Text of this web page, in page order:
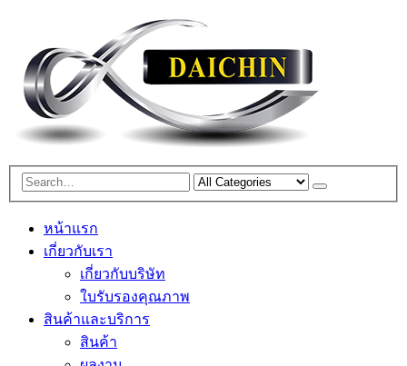
หน้าแรก
เกี่ยวกับเรา
เกี่ยวกับบริษัท
ใบรับรองคุณภาพ
สินค้าและบริการ
สินค้า